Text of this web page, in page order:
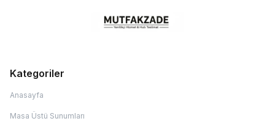
Kategoriler
Anasayfa
Masa Üstü Sunumları